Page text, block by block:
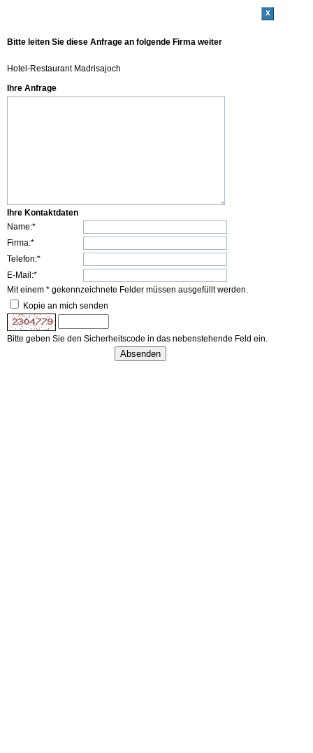
x
Bitte leiten Sie diese Anfrage an folgende Firma weiter
Hotel-Restaurant Madrisajoch
Ihre Anfrage
Ihre Kontaktdaten
Name:*
Firma:*
Telefon:*
E-Mail:*
Mit einem * gekennzeichnete Felder müssen ausgefüllt werden.
Kopie an mich senden
Bitte geben Sie den Sicherheitscode in das nebenstehende Feld ein.